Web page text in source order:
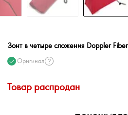
Зонт в четыре сложения Doppler
Оригинал
Товар распродан